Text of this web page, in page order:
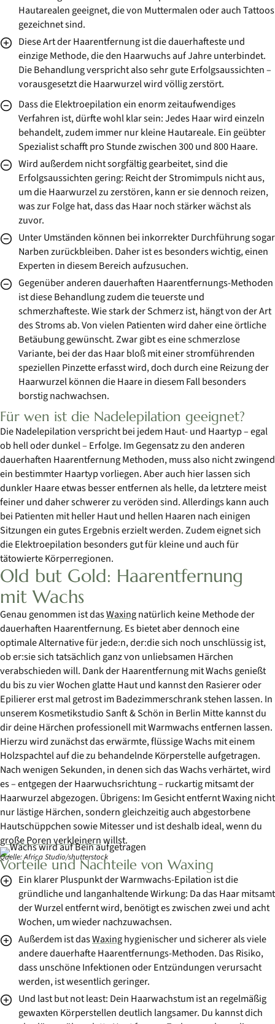
Hautarealen geeignet, die von Muttermalen oder auch Tattoos
gezeichnet sind.
Diese Art der Haarentfernung ist die dauerhafteste und
einzige Methode, die den Haarwuchs auf Jahre unterbindet.
Die Behandlung verspricht also sehr gute Erfolgsaussichten –
vorausgesetzt die Haarwurzel wird völlig zerstört.
Dass die Elektroepilation ein enorm zeitaufwendiges
Verfahren ist, dürfte wohl klar sein: Jedes Haar wird einzeln
behandelt, zudem immer nur kleine Hautareale. Ein geübter
Spezialist schafft pro Stunde zwischen 300 und 800 Haare.
Wird außerdem nicht sorgfältig gearbeitet, sind die
Erfolgsaussichten gering: Reicht der Stromimpuls nicht aus,
um die Haarwurzel zu zerstören, kann er sie dennoch reizen,
was zur Folge hat, dass das Haar noch stärker wächst als
zuvor.
Unter Umständen können bei inkorrekter Durchführung sogar
Narben zurückbleiben. Daher ist es besonders wichtig, einen
Experten in diesem Bereich aufzusuchen.
Gegenüber anderen dauerhaften Haarentfernungs-Methoden
ist diese Behandlung zudem die teuerste und
schmerzhafteste. Wie stark der Schmerz ist, hängt von der Art
des Stroms ab. Von vielen Patienten wird daher eine örtliche
Betäubung gewünscht. Zwar gibt es eine schmerzlose
Variante, bei der das Haar bloß mit einer stromführenden
speziellen Pinzette erfasst wird, doch durch eine Reizung der
Haarwurzel können die Haare in diesem Fall besonders
borstig nachwachsen.
Für wen ist die Nadelepilation geeignet?
Die Nadelepilation verspricht bei jedem Haut- und Haartyp – egal
ob hell oder dunkel – Erfolge. Im Gegensatz zu den anderen
dauerhaften Haarentfernung Methoden, muss also nicht zwingend
ein bestimmter Haartyp vorliegen. Aber auch hier lassen sich
dunkler Haare etwas besser entfernen als helle, da letztere meist
feiner und daher schwerer zu veröden sind. Allerdings kann auch
bei Patienten mit heller Haut und hellen Haaren nach einigen
Sitzungen ein gutes Ergebnis erzielt werden. Zudem eignet sich
die Elektroepilation besonders gut für kleine und auch für
tätowierte Körperregionen.
Old but Gold: Haarentfernung
mit Wachs
Genau genommen ist dasWaxingnatürlich keine Methode der
dauerhaften Haarentfernung. Es bietet aber dennoch eine
optimale Alternative für jede:n, der:die sich noch unschlüssig ist,
ob er:sie sich tatsächlich ganz von unliebsamen Härchen
verabschieden will. Dank der Haarentfernung mit Wachs genießt
du bis zu vier Wochen glatte Haut und kannst den Rasierer oder
Epilierer erst mal getrost im Badezimmerschrank stehen lassen. In
unserem Kosmetikstudio Sanft & Schön in Berlin Mitte kannst du
dir deine Härchen professionell mit Warmwachs entfernen lassen.
Hierzu wird zunächst das erwärmte, flüssige Wachs mit einem
Holzspachtel auf die zu behandelnde Körperstelle aufgetragen.
Nach wenigen Sekunden, in denen sich das Wachs verhärtet, wird
es – entgegen der Haarwuchsrichtung – ruckartig mitsamt der
Haarwurzel abgezogen. Übrigens: Im Gesicht entfernt Waxing nicht
nur lästige Härchen, sondern gleichzeitig auch abgestorbene
Hautschüppchen sowie Mitesser und ist deshalb ideal, wenn du
große Poren verkleinernwillst.
Quelle: Africa Studio/shutterstock
Vorteile und Nachteile von Waxing
Ein klarer Pluspunkt der Warmwachs-Epilation ist die
gründliche und langanhaltende Wirkung: Da das Haar mitsamt
der Wurzel entfernt wird, benötigt es zwischen zwei und acht
Wochen, um wieder nachzuwachsen.
Außerdem ist dasWaxinghygienischer und sicherer als viele
andere dauerhafte Haarentfernungs-Methoden. Das Risiko,
dass unschöne Infektionen oder Entzündungen verursacht
werden, ist wesentlich geringer.
Und last but not least: Dein Haarwachstum ist an regelmäßig
gewaxten Körperstellen deutlich langsamer. Du kannst dich